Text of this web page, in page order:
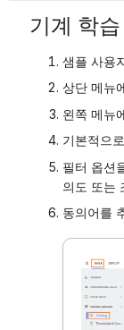
기계 학
샘플 사용
상단 메뉴
왼쪽 메뉴
기본적으
필터 옵션
의도 또는
동의어를